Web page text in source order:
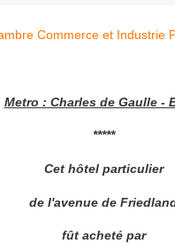
Metro : Charles de Gaulle -
*****
Cet hôtel particulier
de l'avenue de
fût acheté par